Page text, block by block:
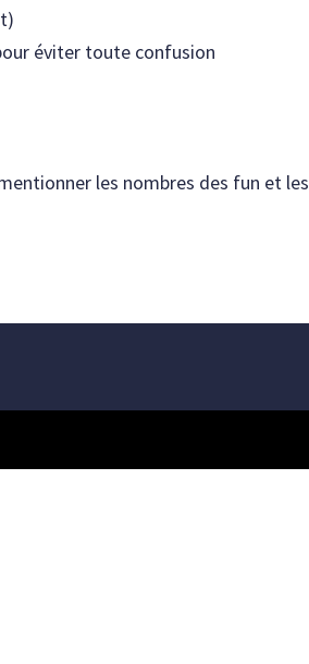
éviter toute confusion
les nombres des fun et les